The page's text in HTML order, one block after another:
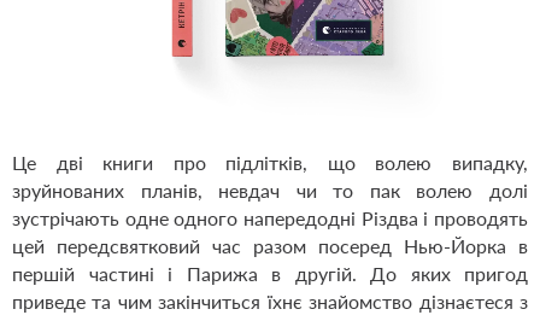
Це дві книги про підлітків, що волею випадку,
зруйнованих планів, невдач чи то пак волею долі
зустрічають одне одного напередодні Різдва і проводять
цей передсвятковий час разом посеред Нью-Йорка в
першій частині і Парижа в другій. До яких пригод
приведе та чим закінчиться їхнє знайомство дізнаєтеся з